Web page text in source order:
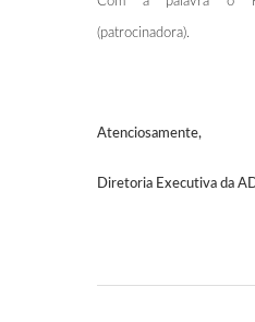
(patrocinadora).
Atenciosamente,
Diretoria Executiva da